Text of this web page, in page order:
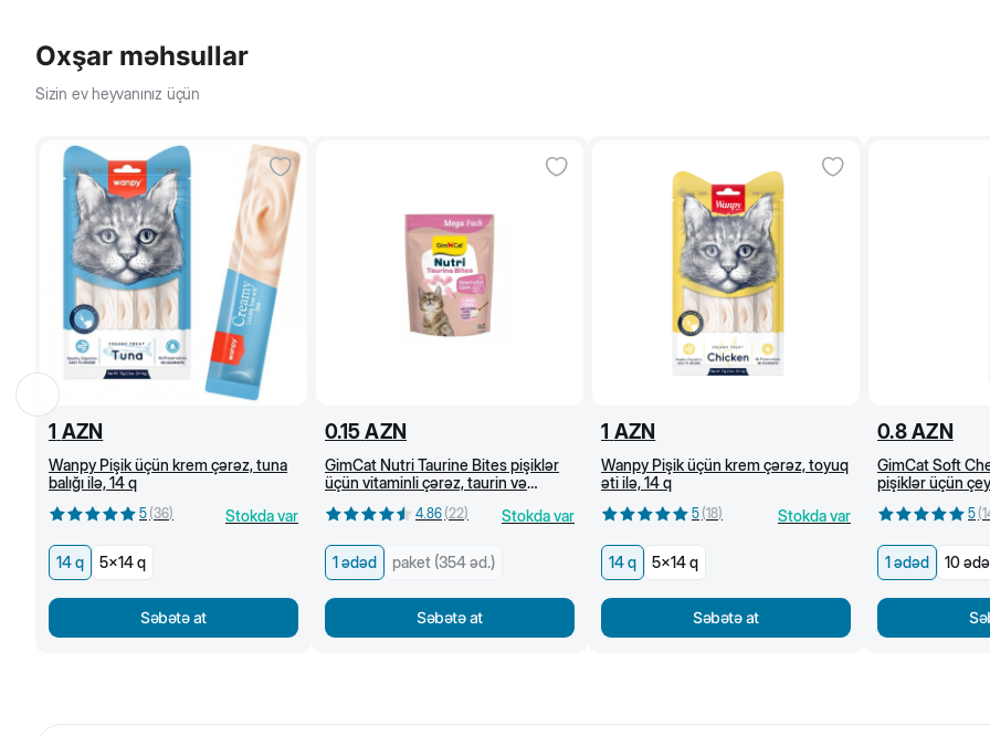
Oxşar məhsullar
Sizin ev heyvanınız üçün
1 AZN
Wanpy Pişik üçün krem çərəz, tuna
balığı ilə, 14 q
5 (36) Stokda var
14 q 5x14 q
Səbətə at
0.15 AZN
GimCat Nutri Taurine Bites pişiklər
üçün vitaminli çərəz, taurin və
4.86 (22) Stokda var
1 ədəd paket (354 əd.)
Səbətə at
1 AZN
Wanpy Pişik üçün krem çərəz, toyuq
əti ilə, 14 q
5 (18) Stokda var
14 q 5x14 q
Səbətə at
0.8 AZN
GimCat Soft
pişiklər üçün
5 (
1 ədəd 10